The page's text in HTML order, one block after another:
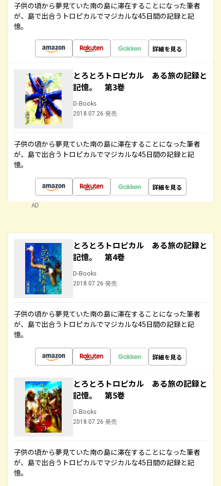
子供の頃から夢見ていた南の島に滞在することになった筆者
が、島で出合うトロピカルでマジカルな45日間の記録と記
憶。
詳細を見る
とろとろトロピカル ある旅の記録と
記憶。 第3巻
D-Books
2018.07.26 発売
子供の頃から夢見ていた南の島に滞在することになった筆者
が、島で出合うトロピカルでマジカルな45日間の記録と記
憶。
詳細を見る
AD
とろとろトロピカル ある旅の記録と
記憶。 第4巻
D-Books
2018.07.26 発売
子供の頃から夢見ていた南の島に滞在することになった筆者
が、島で出合うトロピカルでマジカルな45日間の記録と記
憶。
詳細を見る
とろとろトロピカル ある旅の記録と
記憶。 第5巻
D-Books
2018.07.26 発売
子供の頃から夢見ていた南の島に滞在することになった筆者
が、島で出合うトロピカルでマジカルな45日間の記録と記
憶。